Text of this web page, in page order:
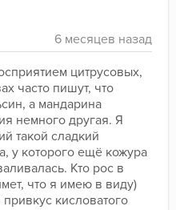
цитрусовых,
часто пишут, что
а мандарина
немного другая. Я
такой сладкий
у которого ещё кожура
Кто рос в
что я имею в виду)
кисловатого